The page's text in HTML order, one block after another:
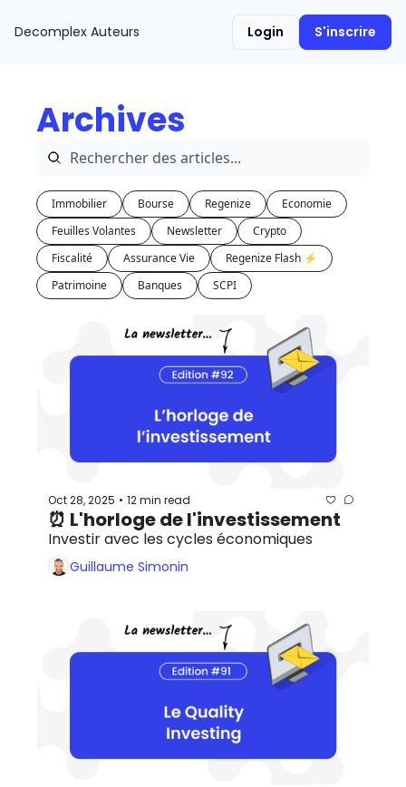
Decomplex Auteurs Login S'inscrire
Archives
Immobilier Bourse Regenize
Economie
Feuilles Volantes
Newsletter
Crypto
Fiscalité
Assurance Vie
Regenize Flash ⚡️
Patrimoine
Banques SCPI
Oct 28, 2025 • 12 min read
⏰ L'horloge de l'investissement
Investir avec les cycles économiques
Guillaume Simonin